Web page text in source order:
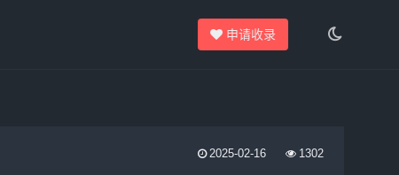
申请收录
2025-02-16 1302